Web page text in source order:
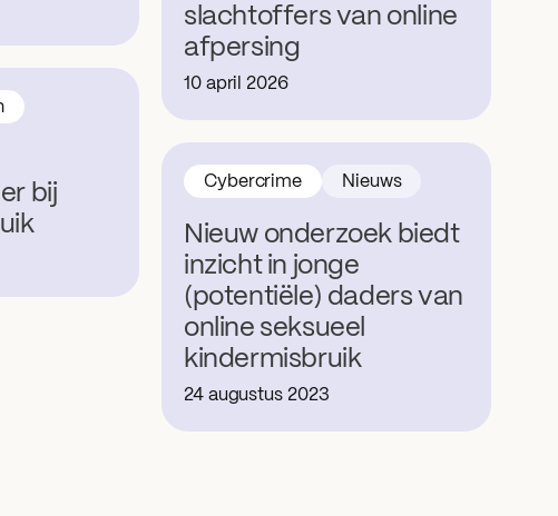
slachtoffers van online
afpersing
10 april 2026
bij
Nieuw onderzoek biedt
inzicht in jonge
(potentiële) daders van
online seksueel
kindermisbruik
Cybercrime Nieuws
24 augustus 2023